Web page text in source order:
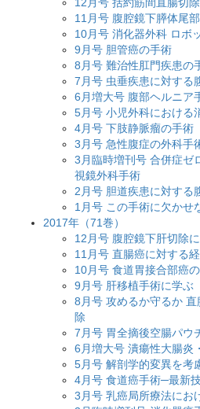
11月号 腹腔鏡下膵体尾
10月号 消化器外科 ロボ
9月号 胆管癌の手術
8月号 難治性肛門疾患の
7月号 虫垂疾患に対する
6月増大号 腹部ヘルニア
5月号 小児外科における
4月号 下肢静脈瘤の手術
3月号 急性腹症の外科手
3月臨時増刊号 合併症ゼ
視鏡外科手術
2月号 胆道疾患に対する
1月号 この手術に欠かせ
2017年（71巻）
12月号 腹腔鏡下肝切除
11月号 直腸癌に対する
10月号 食道胃接合部癌
9月号 肝移植手術に学ぶ
8月号 攻めるか守るか
除
7月号 胃全摘後空腸パウ
6月増大号 潰瘍性大腸炎
5月号 解剖学的変異を考
4月号 食道癌手術─最新
3月号 乳癌局所療法にお